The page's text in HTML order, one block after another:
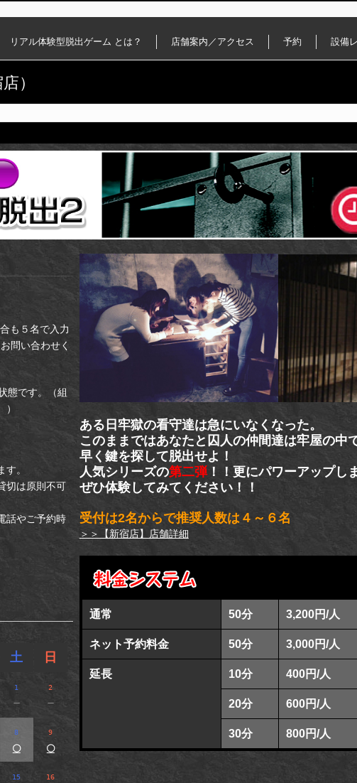
リアル体験型脱出ゲーム とは？ 店舗案内／アクセス 予約 設備
）
も５名で入力
問い合わせく
態です。（組
。
切は原則不可
話やご予約時
(集合
土 日
1
－
2
－
8
○
9
○
15 16
ある日牢獄の看守達は急にいなくなった。
このままではあなたと囚人の仲間達は牢屋の中
早く鍵を探して脱出せよ！
人気シリーズの第二弾！！更にパワーアップし
ぜひ体験してみてください！！
受付は2名からで推奨人数は４～６名
＞＞【新宿店】店舗詳細
通常 50分 3,200円/人
ネット予約料金 50分 3,000円/人
延長 10分 400円/人
20分 600円/人
30分 800円/人